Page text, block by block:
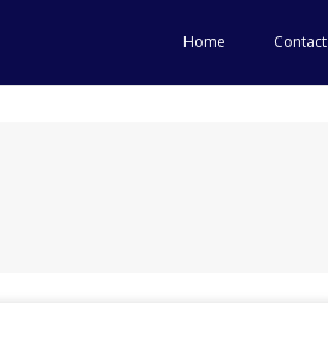
Home Contact